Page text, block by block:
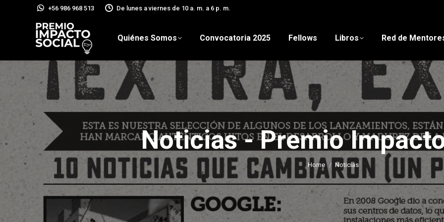
+56 986 968 513 De lunes a viernes de 10 a. m. a 6 p. m.
Quiénes Somos Convocatoria 2025 Fellows Libros Red de
Noticias - Premio
You are here:
Home Noticias